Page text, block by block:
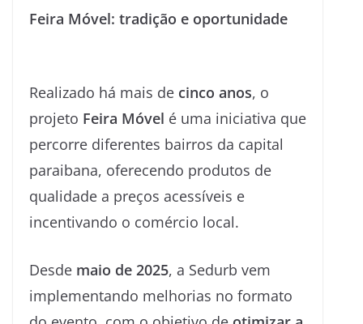
Feira Móvel: tradição e oportunidade
Realizado há mais de cinco anos, o
projeto Feira Móvel é uma iniciativa que
percorre diferentes bairros da capital
paraibana, oferecendo produtos de
qualidade a preços acessíveis e
incentivando o comércio local.
Desde maio de 2025, a Sedurb vem
implementando melhorias no formato